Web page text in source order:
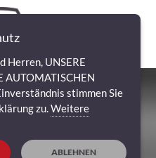
Herren, UNSERE
AUTOMATISCHEN
stimmen Sie
zu.Weitere
ABLEHNEN